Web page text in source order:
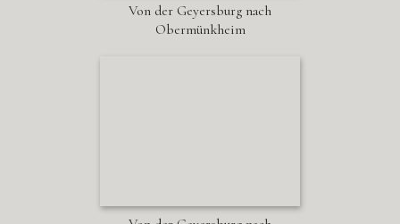
Von der Geyersburg nach
Obermünkheim